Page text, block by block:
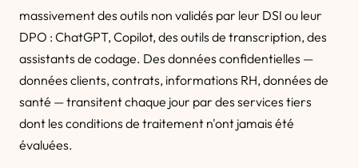
massivement des outils non validés par leur DSI ou leur
DPO : ChatGPT, Copilot, des outils de transcription, des
assistants de codage. Des données confidentielles —
données clients, contrats, informations RH, données de
santé — transitent chaque jour par des services tiers
dont les conditions de traitement n'ont jamais été
évaluées.